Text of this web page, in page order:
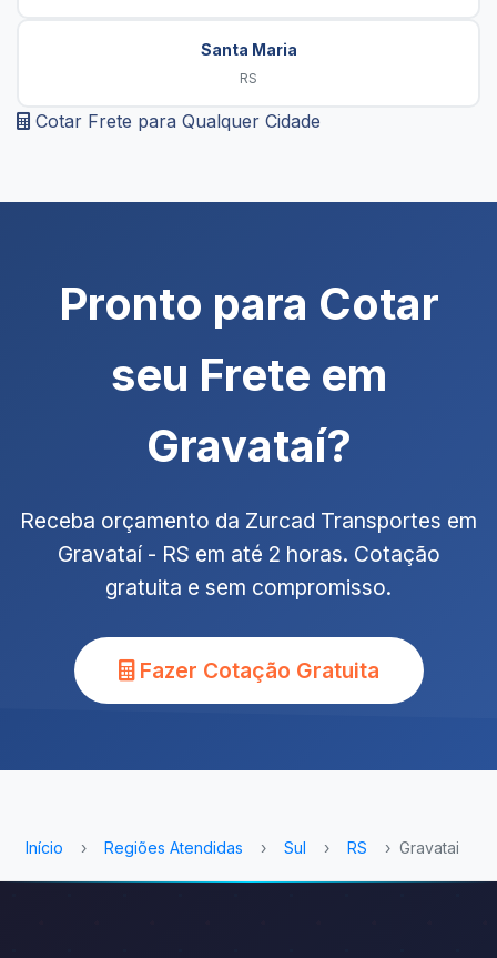
Santa Maria
RS
Cotar Frete para Qualquer Cidade
Pronto para Cotar
seu Frete em
Gravataí?
Receba orçamento da Zurcad Transportes em
Gravataí - RS em até 2 horas. Cotação
gratuita e sem compromisso.
Fazer Cotação Gratuita
Início › Regiões Atendidas › Sul › RS › Gravatai